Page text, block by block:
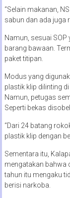
“Selain makanan,
sabun dan ada juga
Namun, sesuai
barang bawaan.
paket titipan.
Modus yang
plastik klip dilinting
Namun, petugas
Seperti bekas
“Dari 24 batang
plastik klip dengan
Sementara itu,
mengatakan bahwa
tahun itu mengaku
berisi narkoba.